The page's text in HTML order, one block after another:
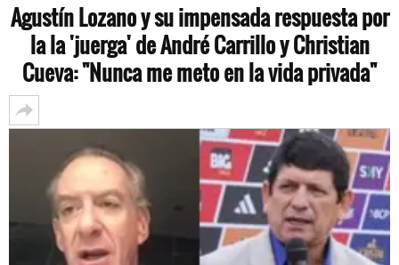
Agustín Lozano y su impensada respuesta por
la la 'juerga' de André Carrillo y Christian
Cueva: "Nunca me meto en la vida privada"